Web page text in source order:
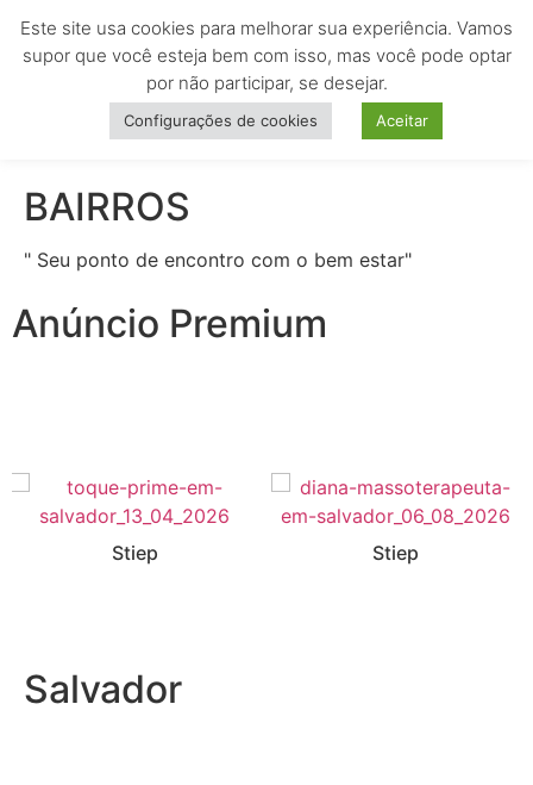
MENU
BAIRROS
" Seu ponto de encontro com o bem estar"
Anúncio Premium
Stiep Stiep
Salvador
Este site usa cookies para melhorar sua experiência. Vamos
supor que você esteja bem com isso, mas você pode optar
por não participar, se desejar.
Configurações de cookies Aceitar